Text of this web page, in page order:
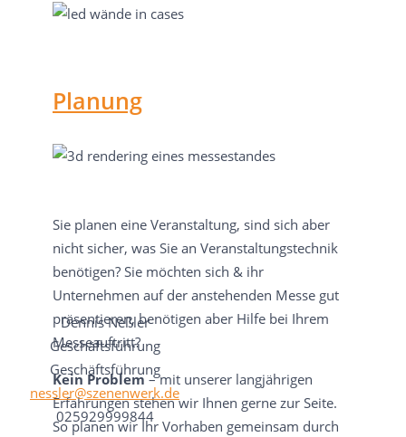
Planung
Sie planen eine Veranstaltung, sind sich aber
nicht sicher, was Sie an Veranstaltungstechnik
benötigen? Sie möchten sich & ihr
Unternehmen auf der anstehenden Messe gut
präsentieren, benötigen aber Hilfe bei Ihrem
Messeauftritt?
Kein Problem– mit unserer langjährigen
Erfahrungen stehen wir Ihnen gerne zur Seite.
So planen wir Ihr Vorhaben gemeinsam durch
Dennis Neßler
Geschäftsführung
Geschäftsführung
nessler@szenenwerk.de
025929999844